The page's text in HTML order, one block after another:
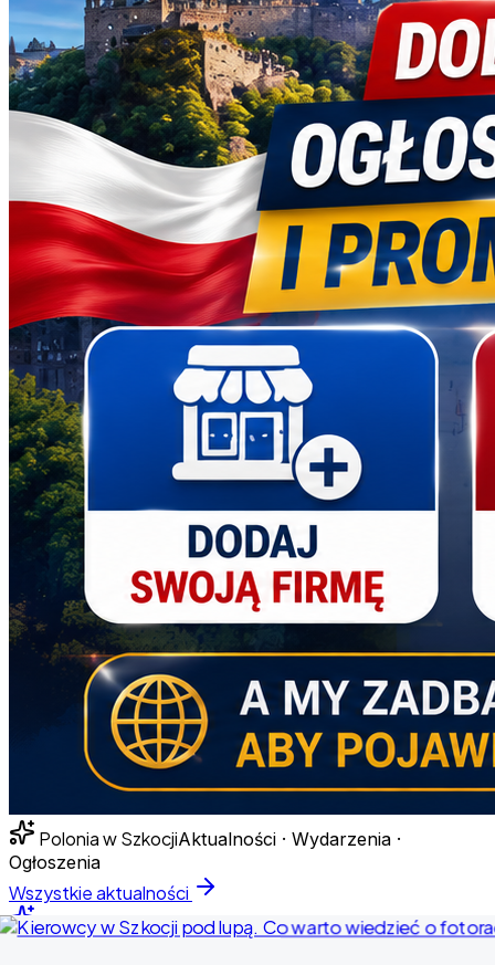
Polonia w SzkocjiAktualności · Wydarzenia ·
Ogłoszenia
Wszystkie aktualności
Temat dniaNowe